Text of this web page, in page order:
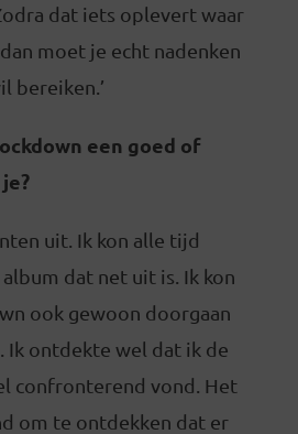
dat iets oplevert waar
moet je echt nadenken
bereiken.’
een goed of
uit. Ik kon alle tijd
dat net uit is. Ik kon
ook gewoon doorgaan
Ik ontdekte wel dat ik de
confronterend vond. Het
om te ontdekken dat er